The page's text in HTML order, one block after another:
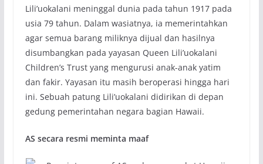
Lili’uokalani meninggal dunia pada tahun 1917 pada
usia 79 tahun. Dalam wasiatnya, ia memerintahkan
agar semua barang miliknya dijual dan hasilnya
disumbangkan pada yayasan Queen Lili’uokalani
Children’s Trust yang mengurusi anak-anak yatim
dan fakir. Yayasan itu masih beroperasi hingga hari
ini. Sebuah patung Lili’uokalani didirikan di depan
gedung pemerintahan negara bagian Hawaii.
AS secara resmi meminta maaf